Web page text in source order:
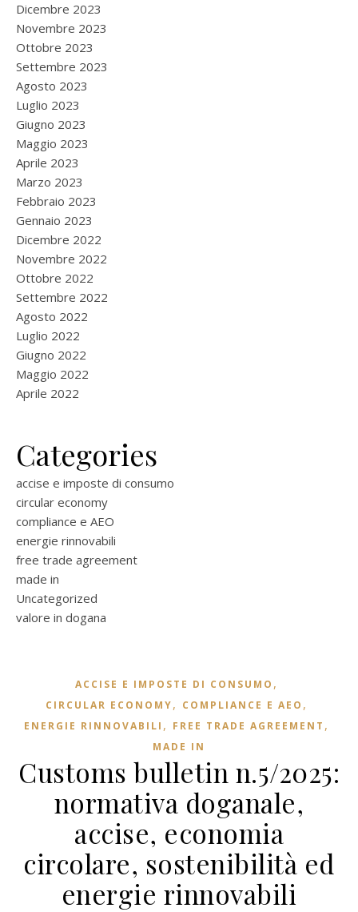
Dicembre 2023
Novembre 2023
Ottobre 2023
Settembre 2023
Agosto 2023
Luglio 2023
Giugno 2023
Maggio 2023
Aprile 2023
Marzo 2023
Febbraio 2023
Gennaio 2023
Dicembre 2022
Novembre 2022
Ottobre 2022
Settembre 2022
Agosto 2022
Luglio 2022
Giugno 2022
Maggio 2022
Aprile 2022
Categories
accise e imposte di consumo
circular economy
compliance e AEO
energie rinnovabili
free trade agreement
made in
Uncategorized
valore in dogana
ACCISE E IMPOSTE DI CONSUMO ,
CIRCULAR ECONOMY, COMPLIANCE E AEO ,
ENERGIE RINNOVABILI , FREE TRADE AGREEMENT ,
MADE IN
Customs bulletin n.5/2025:
normativa doganale,
accise, economia
circolare, sostenibilità ed
energie rinnovabili